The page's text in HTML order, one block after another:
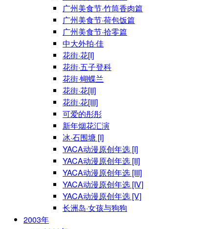
广州美食节·竹筒香肉篇
广州美食节·荷包饭篇
广州美食节·拾零篇
中大外拍·佳
花街·花[I]
花街·五子登科
花街·蝴蝶兰
花街·花[II]
花街·花[III]
可爱的彤彤
新年烟花汇演
冰·石围塘 [I]
YACA动漫原创年选 [I]
YACA动漫原创年选 [II]
YACA动漫原创年选 [III]
YACA动漫原创年选 [IV]
YACA动漫原创年选 [V]
长洲岛·女孩与狗狗
2003年